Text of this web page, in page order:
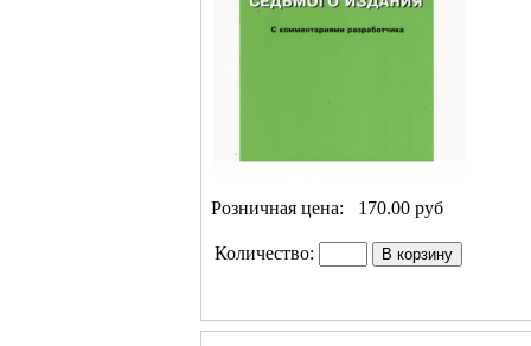
Розничная цена: 170.00 руб
Количество: